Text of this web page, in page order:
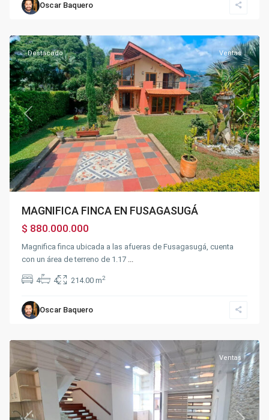
Oscar Baquero
Previous Next
Destacado Ventas
MAGNIFICA FINCA EN FUSAGASUGÁ
$ 880.000.000
Magnifica finca ubicada a las afueras de Fusagasugá, cuenta
con un área de terreno de 1.17 ...
4 4 214.00 m2
Oscar Baquero
Ventas